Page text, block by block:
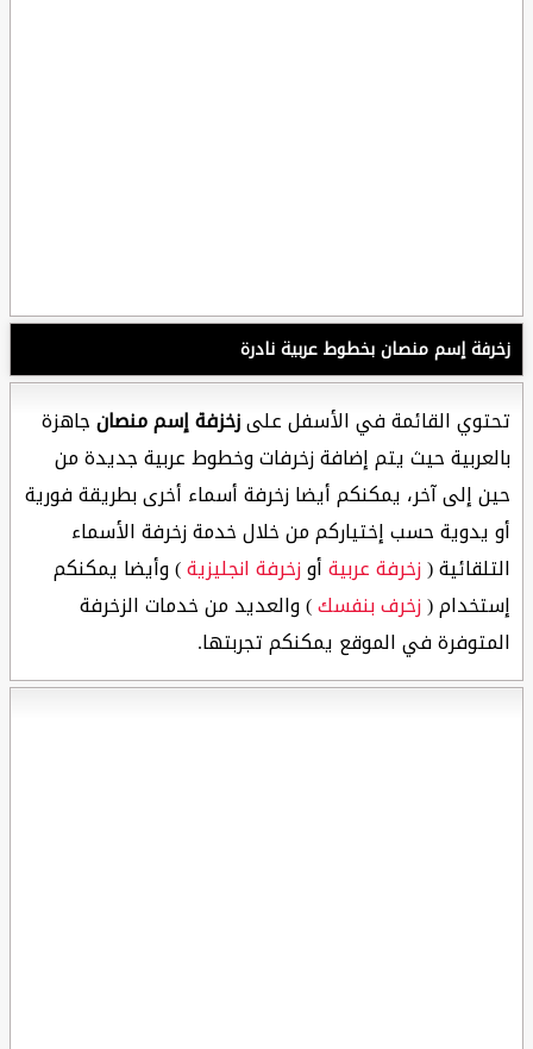
زخرفة إسم منصان بخطوط عربية نادرة
تحتوي القائمة في الأسفل علىزخزفة إسم منصانجاهزة
بالعربية حيث يتم إضافة زخرفات وخطوط عربية جديدة من
حين إلى آخر، يمكنكم أيضا زخرفة أسماء أخرى بطريقة فورية
أو يدوية حسب إختياركم من خلال خدمة زخرفة الأسماء
التلقائية (زخرفة عربيةأوزخرفة انجليزية) وأيضا يمكنكم
إستخدام (زخرف بنفسك) والعديد من خدمات الزخرفة
المتوفرة في الموقع يمكنكم تجربتها.